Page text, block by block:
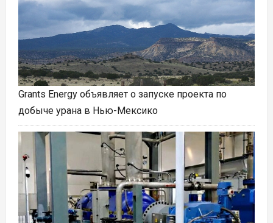
Grants Energy объявляет о запуске проекта по
добыче урана в Нью-Мексико